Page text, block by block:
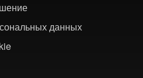
данных